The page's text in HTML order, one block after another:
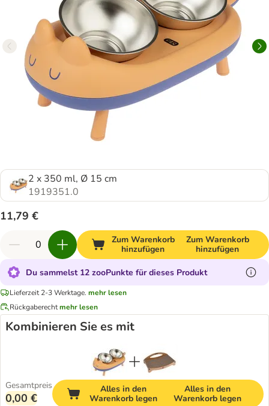
2 x 350 ml, Ø 15 cm
1919351.0
11,79 €
Zum Warenkorb
hinzufügen
Zum Warenkorb
hinzufügen
Du sammelst 12 zooPunkte für dieses Produkt
Lieferzeit 2-3 Werktage. mehr lesen
Rückgaberechtmehr lesen
Kombinieren Sie es mit
Gesamtpreis
0,00 €
Alles in den
Warenkorb legen
Alles in den
Warenkorb legen